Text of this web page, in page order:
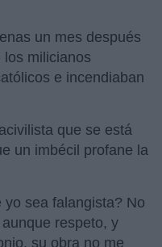
un mes después
milicianos
e incendiaban
que se está
un imbécil profane la
sea falangista? No
respeto, y
su obra no me